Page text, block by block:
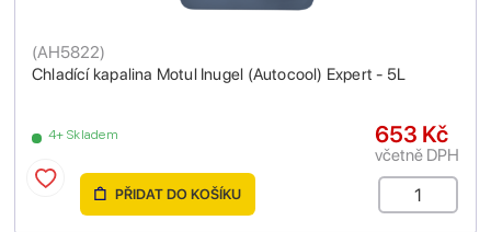
Chladící kapalina Motul Inugel (Autocool) Expert - 5L
(AH5822)
4+ Skladem 653 Kč
včetně DPH
PŘIDAT DO KOŠÍKU